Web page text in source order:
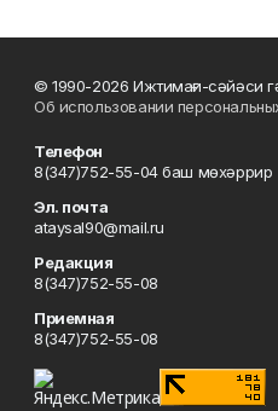
© 1990-2026 Ижтимағи-сәйәси
Об использовании
Телефон
8(347)752-55-04 баш мөхәррир
Эл. почта
ataysal90@mail.ru
Редакция
8(347)752-55-08
Приемная
8(347)752-55-08